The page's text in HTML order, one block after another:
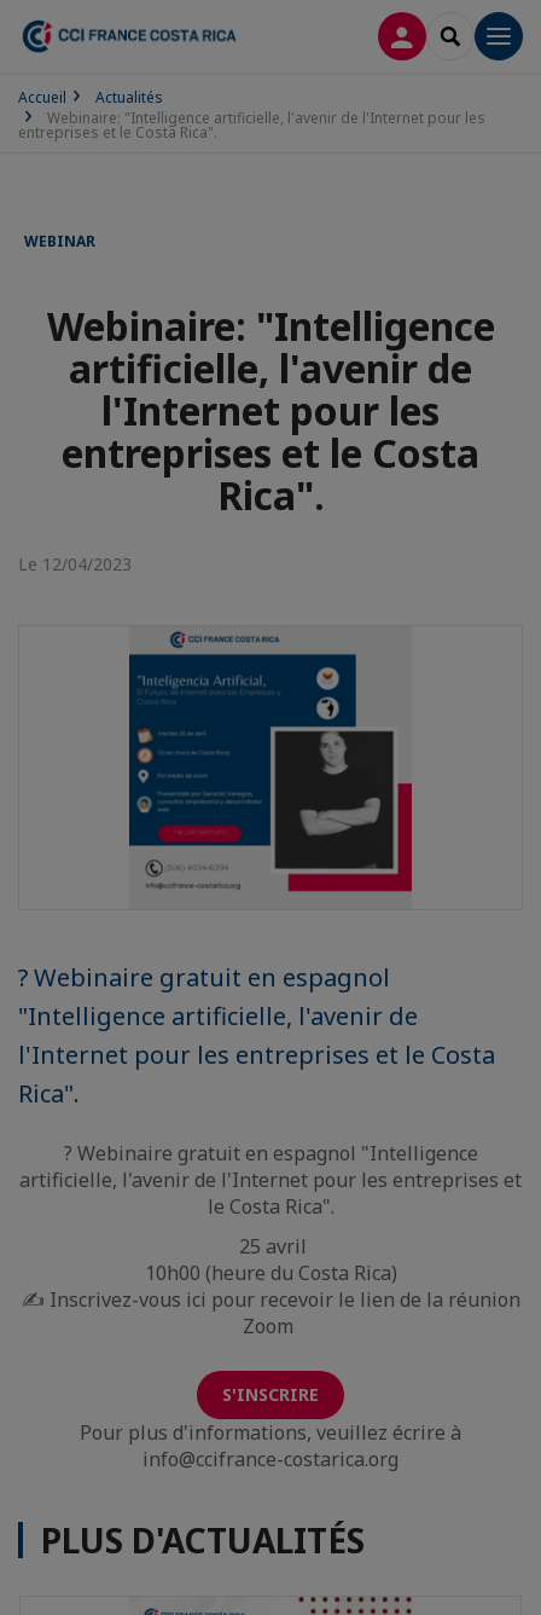
CONNEXION
Accueil
Actualités
Webinaire: "Intelligence artificielle, l'avenir de l'Internet pour les
entreprises et le Costa Rica".
WEBINAR
Webinaire: "Intelligence
artificielle, l'avenir de
l'Internet pour les
entreprises et le Costa
Rica".
Le 12/04/2023
? Webinaire gratuit en espagnol
"Intelligence artificielle, l'avenir de
l'Internet pour les entreprises et le Costa
Rica".
? Webinaire gratuit en espagnol "Intelligence
artificielle, l'avenir de l'Internet pour les entreprises et
le Costa Rica".
25 avril
10h00 (heure du Costa Rica)
✍ Inscrivez-vous ici pour recevoir le lien de la réunion
Zoom
S'INSCRIRE
Pour plus d'informations, veuillez écrire à
info@ccifrance-costarica.org
PLUS D'ACTUALITÉS